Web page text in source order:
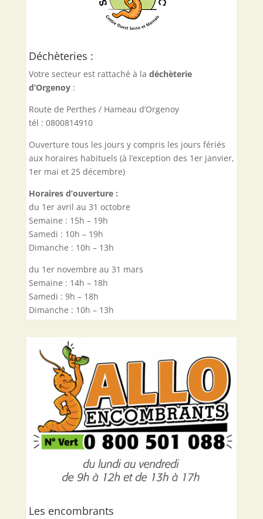
Déchèteries :
Votre secteur est rattaché à la déchèterie
d’Orgenoy:
Route de Perthes / Hameau d’Orgenoy
tél : 0800814910
Ouverture tous les jours y compris les jours fériés
aux horaires habituels (à l’exception des 1er janvier,
1er mai et 25 décembre)
Horaires d’ouverture :
du 1er avril au 31 octobre
Semaine : 15h – 19h
Samedi : 10h – 19h
Dimanche : 10h – 13h
du 1er novembre au 31 mars
Semaine : 14h – 18h
Samedi : 9h – 18h
Dimanche : 10h – 13h
Les encombrants